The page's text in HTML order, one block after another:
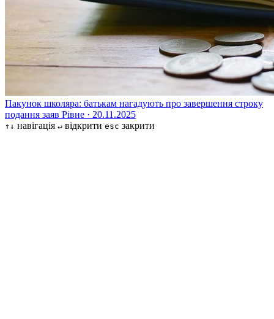
Пакунок школяра: батькам нагадують про завершення строку
подання заяв Рівне · 20.11.2025
↑↓ навігація ↵ відкрити esc закрити